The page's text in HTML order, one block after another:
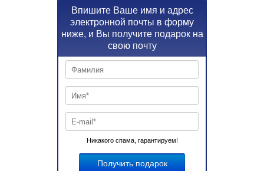
Впишите Ваше имя и адрес
электронной почты в форму
ниже, и Вы получите подарок на
свою почту
Никакого спама, гарантируем!